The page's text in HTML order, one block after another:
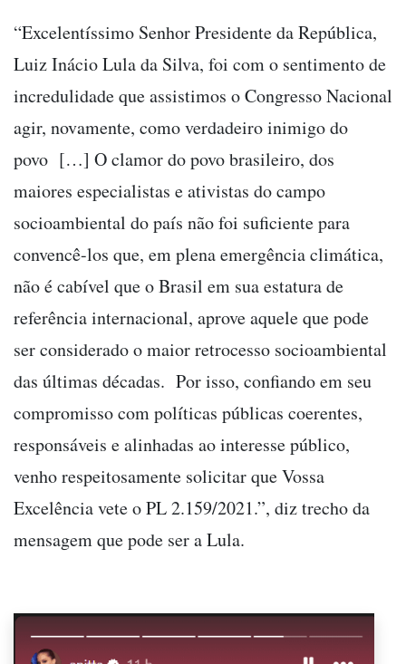
“Excelentíssimo Senhor Presidente da República,
Luiz Inácio Lula da Silva, foi com o sentimento de
incredulidade que assistimos o Congresso Nacional
agir, novamente, como verdadeiro inimigo do
povo […] O clamor do povo brasileiro, dos
maiores especialistas e ativistas do campo
socioambiental do país não foi suficiente para
convencê-los que, em plena emergência climática,
não é cabível que o Brasil em sua estatura de
referência internacional, aprove aquele que pode
ser considerado o maior retrocesso socioambiental
das últimas décadas. Por isso, confiando em seu
compromisso com políticas públicas coerentes,
responsáveis e alinhadas ao interesse público,
venho respeitosamente solicitar que Vossa
Excelência vete o PL 2.159/2021.”, diz trecho da
mensagem que pode ser a Lula.